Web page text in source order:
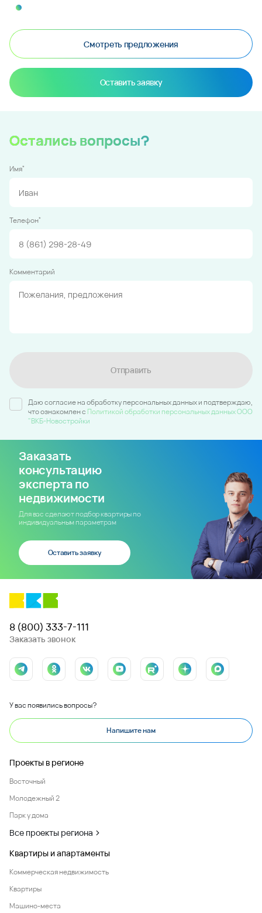
Смотреть предложения
Оставить заявку
Остались вопросы?
Имя*
Телефон*
Комментарий
Отправить
Даю согласие на обработку персональных данных и подтверждаю,
что ознакомлен c Политикой обработки персональных данных ООО
"ВКБ-Новостройки
Заказать
консультацию
эксперта по
недвижимости
Для вас сделают подбор квартиры по
индивидуальным параметрам
Оставить заявку
8 (800) 333-7-111
Заказать звонок
У вас появились вопросы?
Напишите нам
Проекты в регионе
Восточный
Молодежный 2
Парк у дома
Все проекты региона
Квартиры и апартаменты
Коммерческая недвижимость
Квартиры
Машино-места